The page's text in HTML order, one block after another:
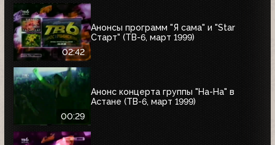
02:42
Анонсы программ "Я сама" и "Star
Старт" (ТВ-6, март 1999)
00:29
Анонс концерта группы "На-На" в
Астане (ТВ-6, март 1999)